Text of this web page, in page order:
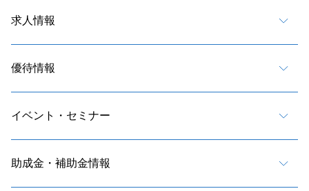
求人情報
優待情報
イベント・セミナー
助成金・補助金情報